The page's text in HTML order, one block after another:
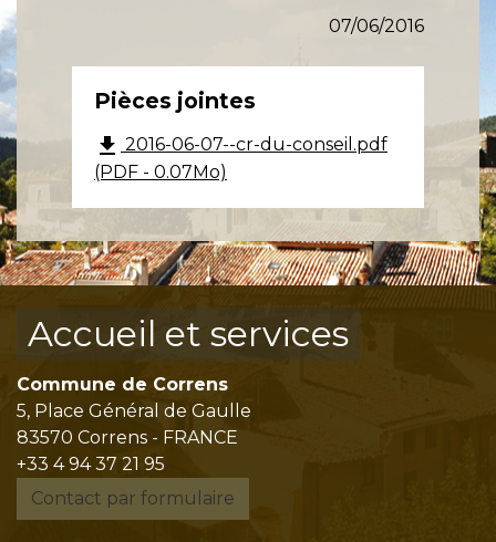
07/06/2016
Pièces jointes
file_download 2016-06-07--cr-du-conseil.pdf
(PDF - 0.07Mo)
Accueil et services
Commune de Correns
5, Place Général de Gaulle
83570 Correns - FRANCE
+33 4 94 37 21 95
Contact par formulaire